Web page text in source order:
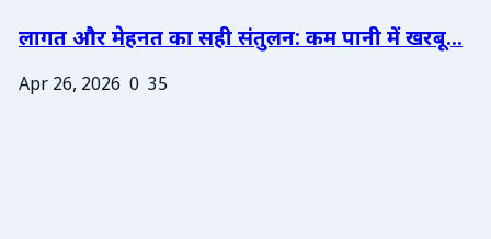
लागत और मेहनत का सही संतुलन: कम पानी में खरबू...
Apr 26, 2026 0 35